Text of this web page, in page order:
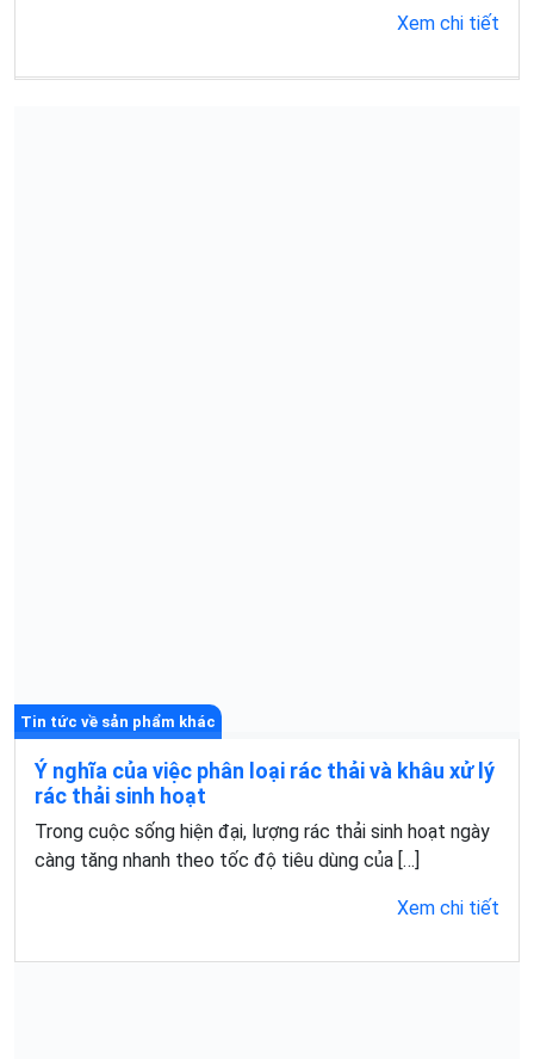
Xem chi tiết
Xem chi tiết
Tin tức về sản phẩm khác
Ý nghĩa của việc phân loại rác thải và khâu xử lý
rác thải sinh hoạt
Trong cuộc sống hiện đại, lượng rác thải sinh hoạt ngày
càng tăng nhanh theo tốc độ tiêu dùng của […]
Xem chi tiết